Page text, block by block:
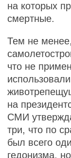
на которых
смертные.
Тем не
что не
на
СМИ
три, что по
был всего
гедонизма,